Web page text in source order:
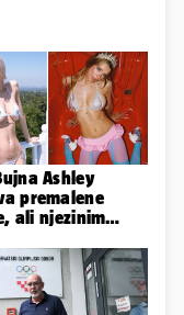
Ashley
premalene
ali njezinim